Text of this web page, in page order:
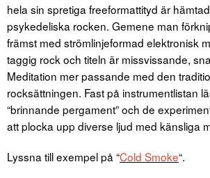
hela sin spretiga freeformattityd är
psykedeliska rocken. Gemene man
främst med strömlinjeformad elektronisk
taggig rock och titeln är missvissande,
Meditation mer passande med den
rocksättningen. Fast på instrumentlistan
“brinnande pergament” och de
att plocka upp diverse ljud med känsliga
Lyssna till exempel på “Cold Smoke“.